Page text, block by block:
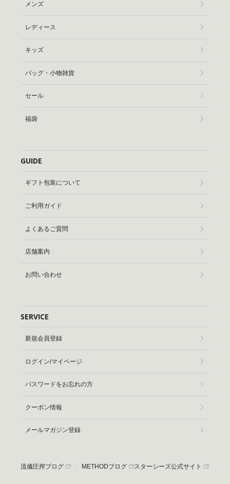
メンズ
レディース
キッズ
バッグ・小物雑貨
セール
福袋
GUIDE
ギフト包装について
ご利用ガイド
よくあるご質問
店舗案内
お問い合わせ
SERVICE
新規会員登録
ログイン/マイページ
パスワードをお忘れの方
クーポン情報
メールマガジン登録
流儀圧搾ブログ METHODブログ スターシーズ公式サイト